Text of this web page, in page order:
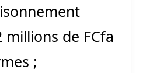
de FCfa
;